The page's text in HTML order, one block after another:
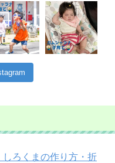
ろくまの作り方・折